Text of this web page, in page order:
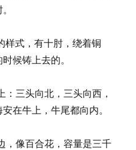
样式，有十肘，绕着铜
候铸上去的。
三头向北，三头向西，
在牛上，牛尾都向内。
，像百合花，容量是三千